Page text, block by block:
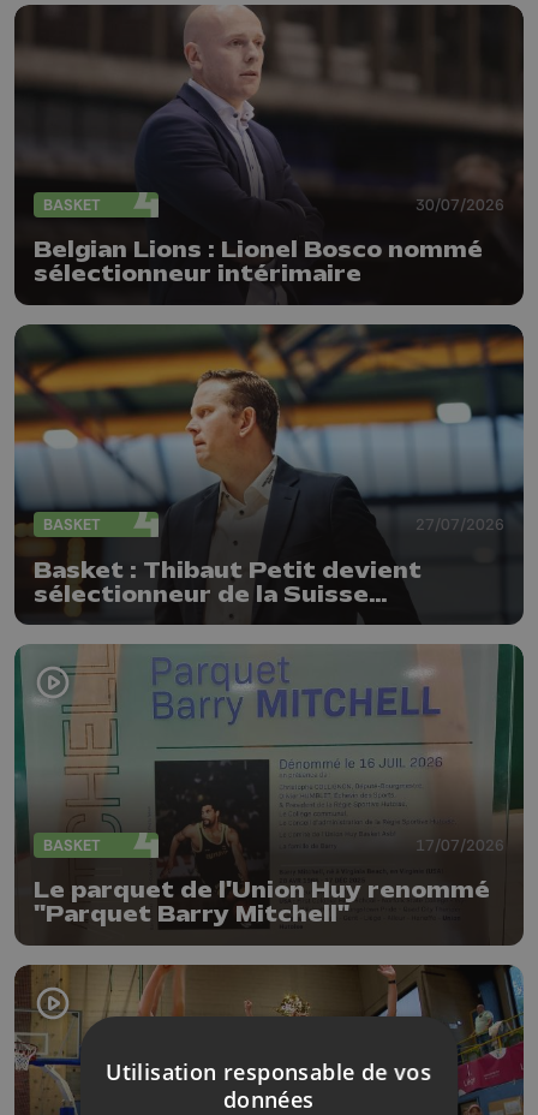
BASKET 30/07/2026
Belgian Lions : Lionel Bosco nommé
sélectionneur intérimaire
BASKET 27/07/2026
Basket : Thibaut Petit devient
sélectionneur de la Suisse
(messieurs)
BASKET 17/07/2026
Le parquet de l'Union Huy renommé
"Parquet Barry Mitchell"
Utilisation responsable de vos
données